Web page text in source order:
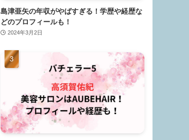
島津亜矢の年収がやばすぎる！学歴や経歴な
どのプロフィールも！
2024年3月2日